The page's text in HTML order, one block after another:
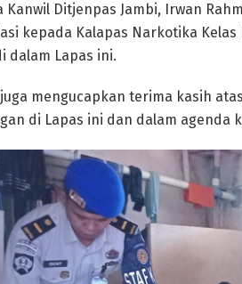
Kanwil Ditjenpas Jambi, Irwan
kepada Kalapas Narkotika
dalam Lapas ini.
juga mengucapkan terima kasih
di Lapas ini dan dalam agenda